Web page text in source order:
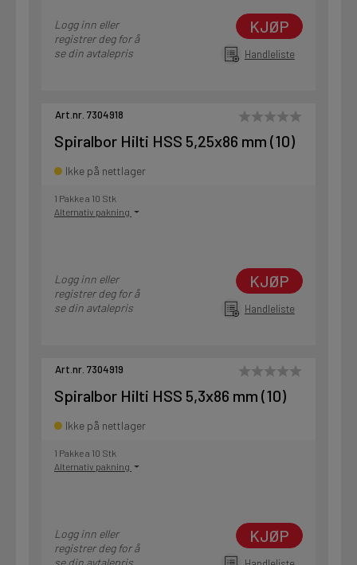
Logg inn eller
registrer deg for å
se din avtalepris
KJØP
Handleliste
Art.nr. 7304918
Spiralbor Hilti HSS 5,25x86 mm (10)
Ikke på nettlager
1 Pakke a 10 Stk
Alternativ pakning
Logg inn eller
registrer deg for å
se din avtalepris
KJØP
Handleliste
Art.nr. 7304919
Spiralbor Hilti HSS 5,3x86 mm (10)
Ikke på nettlager
1 Pakke a 10 Stk
Alternativ pakning
Logg inn eller
registrer deg for å
KJØP